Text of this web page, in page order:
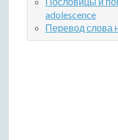
adolescence
Перевод слова